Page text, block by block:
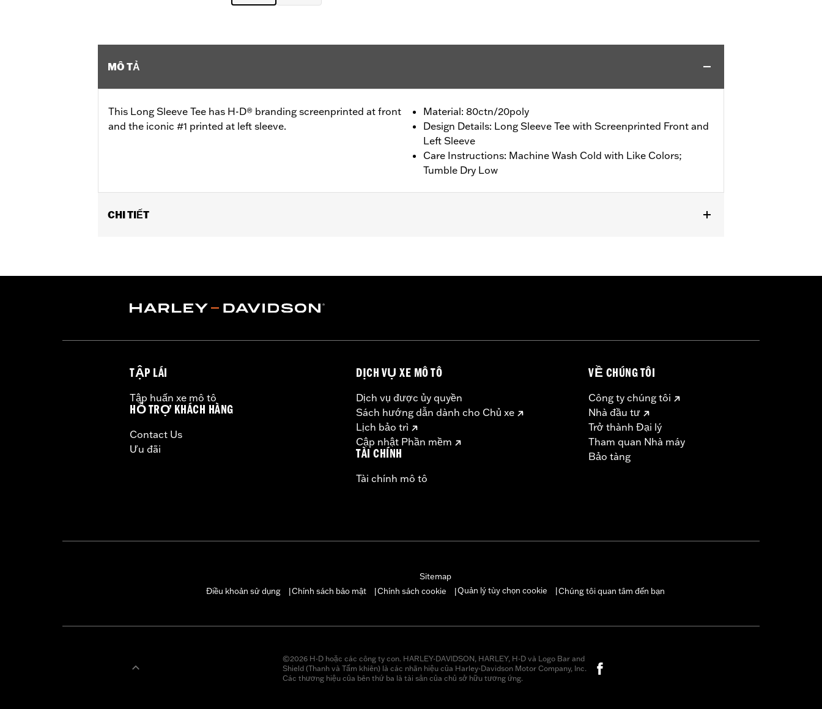
MÔ TẢ
This Long Sleeve Tee has H-D® branding screenprinted at front
and the iconic #1 printed at left sleeve.
Material: 80ctn/20poly
Design Details: Long Sleeve Tee with Screenprinted Front and
Left Sleeve
Care Instructions: Machine Wash Cold with Like Colors;
Tumble Dry Low
CHI TIẾT
TẬP LÁI
Tập huấn xe mô tô
HỖ TRỢ KHÁCH HÀNG
Contact Us
Ưu đãi
DỊCH VỤ XE MÔ TÔ
Dịch vụ được ủy quyền
Sách hướng dẫn dành cho Chủ xe
Lịch bảo trì
Cập nhật Phần mềm
TÀI CHÍNH
Tài chính mô tô
VỀ CHÚNG TÔI
Công ty chúng tôi
Nhà đầu tư
Trở thành Đại lý
Tham quan Nhà máy
Bảo tàng
Sitemap
Điều khoản sử dụng
Chính sách bảo mật Chính sách cookie Quản lý tùy chọn cookie Chúng tôi quan tâm đến bạn
©2026 H-D hoặc các công ty con. HARLEY-DAVIDSON, HARLEY, H-D và Logo Bar and
Shield (Thanh và Tấm khiên) là các nhãn hiệu của Harley-Davidson Motor Company, Inc.
Các thương hiệu của bên thứ ba là tài sản của chủ sở hữu tương ứng.